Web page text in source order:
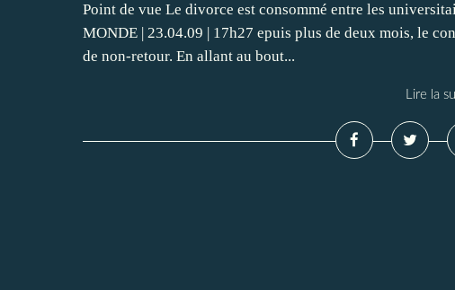
Point de vue Le divorce est consommé entre les
MONDE | 23.04.09 | 17h27 epuis plus de deux mois, le
de non-retour. En allant au bout...
Lire la